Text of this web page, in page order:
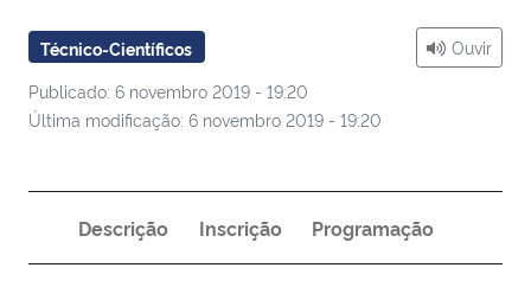
Secretaria-Geral
Secretaria de Governo
Advocacia-Geral da União
Técnico-Científicos
Publicado: 6 novembro 2019 - 19:20
Última modificação: 6 novembro 2019 - 19:20
Ouvir
Descrição Inscrição Programação